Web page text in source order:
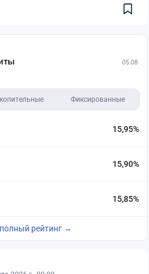
05.08
Фиксированные
15,95%
15,90%
15,85%
рейтинг →